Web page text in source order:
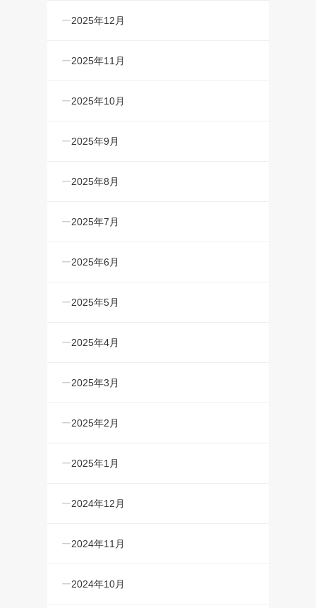
2025年12月
2025年11月
2025年10月
2025年9月
2025年8月
2025年7月
2025年6月
2025年5月
2025年4月
2025年3月
2025年2月
2025年1月
2024年12月
2024年11月
2024年10月